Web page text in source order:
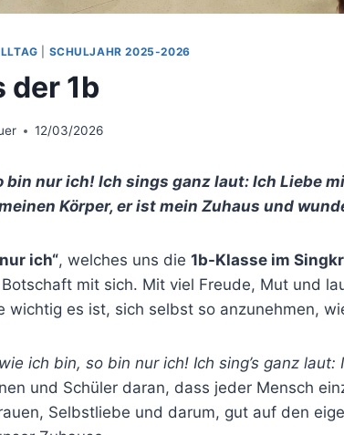
SCHULJAHR 2025-2026
der 1b
12/03/2026
bin nur ich! Ich sings ganz laut: Ich Liebe
Körper, er ist mein Zuhaus und
ich“, welches uns die 1b-Klasse im
mit sich. Mit viel Freude, Mut und
wichtig es ist, sich selbst so anzunehmen,
ich bin, so bin nur ich! Ich sing’s ganz laut:
und Schüler daran, dass jeder Mensch
Selbstliebe und darum, gut auf den